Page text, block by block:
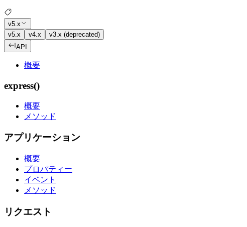
v5.x
v5.x
v4.x
v3.x (deprecated)
API
概要
express()
概要
メソッド
アプリケーション
概要
プロパティー
イベント
メソッド
リクエスト